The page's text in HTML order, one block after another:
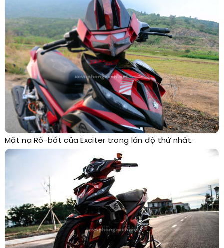
Mặt nạ Rô-bốt của Exciter trong lần độ thứ nhất.